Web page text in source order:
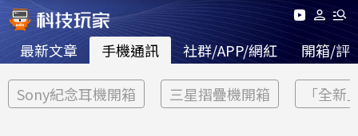
最新文章 手機通訊 社群/APP/網紅 開箱/評
Sony紀念耳機開箱 三星摺疊機開箱 「全新